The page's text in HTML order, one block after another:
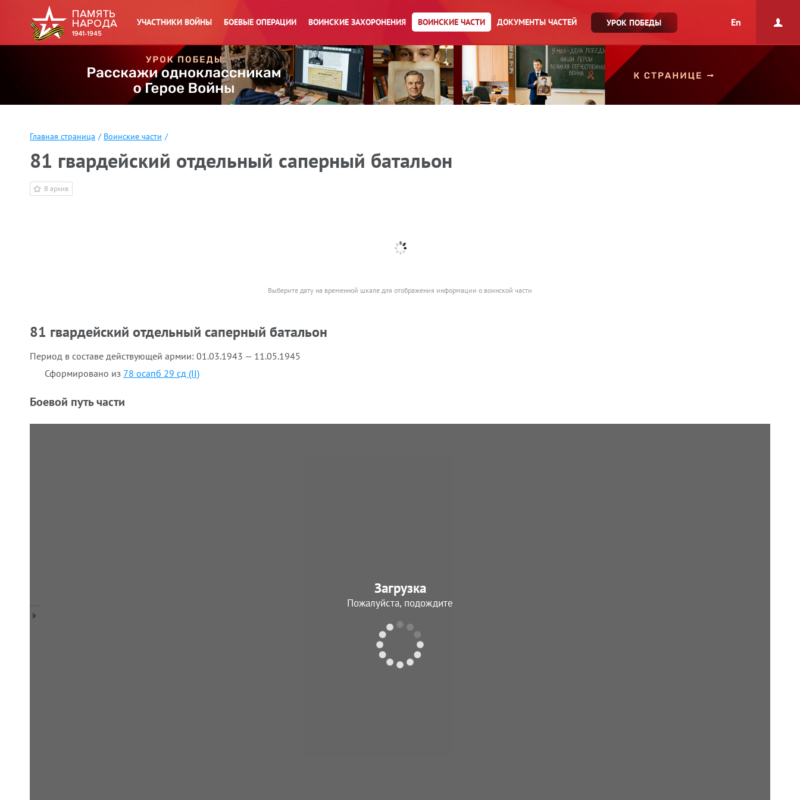
УЧАСТНИКИ ВОЙНЫ БОЕВЫЕ ОПЕРАЦИИ ВОИНСКИЕ ЗАХОРОНЕНИЯ ВОИНСКИЕ ЧАСТИ ДОКУМЕНТЫ ЧАСТЕЙ УРОК ПОБЕДЫ En
Главная страница / Воинские части /
81 гвардейский отдельный саперный батальон
В архив
Выберите дату на временной шкале для отображения информации о воинской части
81 гвардейский отдельный саперный батальон
Период в составе действующей армии: 01.03.1943 — 11.05.1945
Сформировано из 78 осапб 29 сд (II)
Боевой путь части
Загрузка
Пожалуйста, подождите